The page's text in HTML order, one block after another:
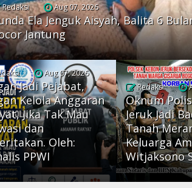
Redaksi Aug 07, 2026
Ela Jenguk Aisyah, Balita 6
Jantung
Aug 07, 2026
Jadi Pejabat,
Kelola Anggaran
Jika Tak Mau
dan
Oleh:
PPWI
Redaksi
Oknum
Jeruk Jadi
Tanah
Keluarga
Witjaksono